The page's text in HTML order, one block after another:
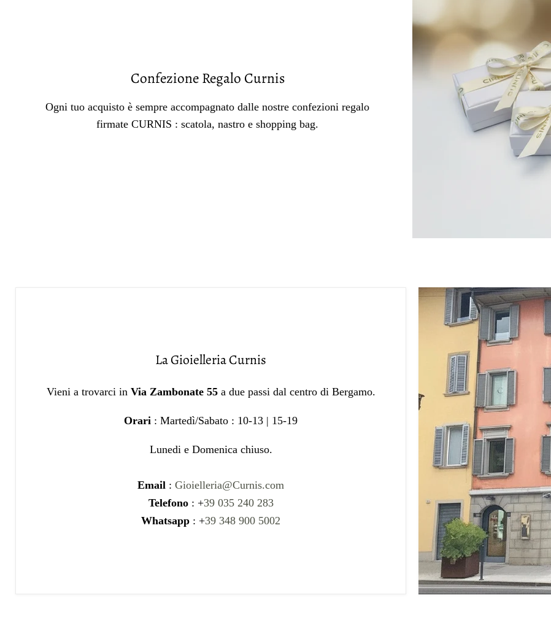
Confezione Regalo Curnis
Ogni tuo acquisto è sempre accompagnato dalle nostre confezioni regalo
firmate CURNIS : scatola, nastro e shopping bag.
La Gioielleria Curnis
Vieni a trovarci in Via Zambonate 55 a due passi dal centro di Bergamo.
Orari : Martedì/Sabato : 10-13 | 15-19
Lunedi e Domenica chiuso.
Email : Gioielleria@Curnis.com
Telefono: +39 035 240 283
Whatsapp : +39 348 900 5002